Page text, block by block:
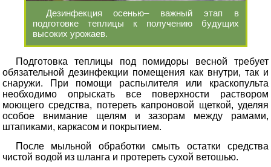
Дезинфекция осенью– важный этап в
подготовке теплицы к получению будущих
высоких урожаев.
Подготовка теплицы под помидоры весной требует
обязательной дезинфекции помещения как внутри, так и
снаружи. При помощи распылителя или краскопульта
необходимо опрыскать все поверхности раствором
моющего средства, потереть капроновой щеткой, уделяя
особое внимание щелям и зазорам между рамами,
штапиками, каркасом и покрытием.
После мыльной обработки смыть остатки средства
чистой водой из шланга и протереть сухой ветошью.